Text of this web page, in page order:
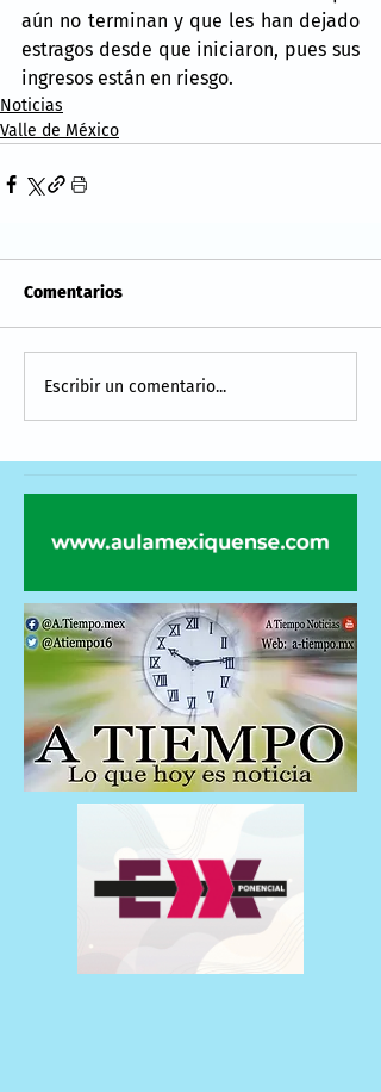
aún no terminan y que les han dejado
estragos desde que iniciaron, pues sus
ingresos están en riesgo.
Noticias
Valle de México
Comentarios
Escribir un comentario...